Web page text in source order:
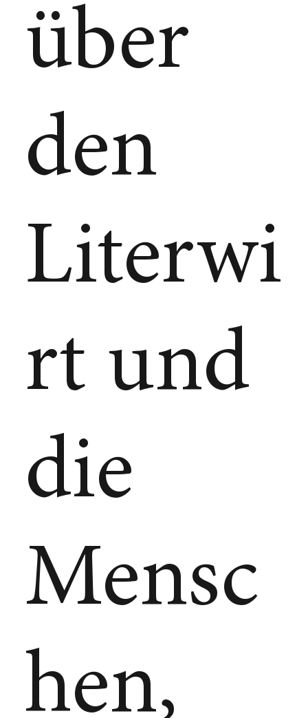
über
den
Literwi
rt und
die
Mensc
hen,